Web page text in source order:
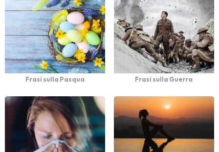
Frasi sulla Pasqua Frasi sulla Guerra